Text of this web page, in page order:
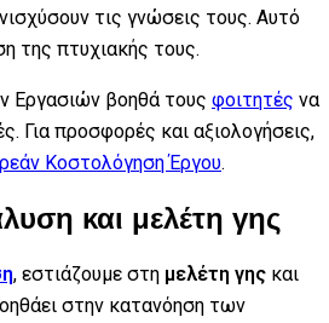
τις γνώσεις τους. Αυτό
της πτυχιακής τους.
Εργασιών βοηθά τους φοιτητές να
Για προσφορές και αξιολογήσεις,
Κοστολόγηση Έργου.
και μελέτη γης
, εστιάζουμε στη μελέτη γης και
στην κατανόηση των